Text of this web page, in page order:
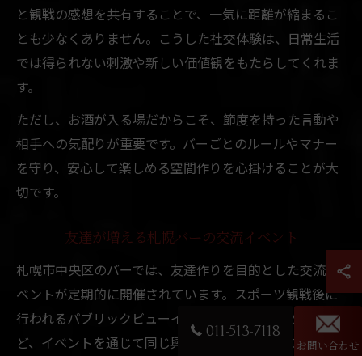
と観戦の感想を共有することで、一気に距離が縮まるこ
とも少なくありません。こうした社交体験は、日常生活
では得られない刺激や新しい価値観をもたらしてくれま
す。
ただし、お酒が入る場だからこそ、節度を持った言動や
相手への気配りが重要です。バーごとのルールやマナー
を守り、安心して楽しめる空間作りを心掛けることが大
切です。
友達が増える札幌バーの交流イベント
札幌市中央区のバーでは、友達作りを目的とした交流イ
ベントが定期的に開催されています。スポーツ観戦後に
行われるパブリックビューイングやテーマ別の飲み会な
ど、イベントを通じて同じ興味を持つ人と自然に知り合
011-513-7118
お問い合わせ